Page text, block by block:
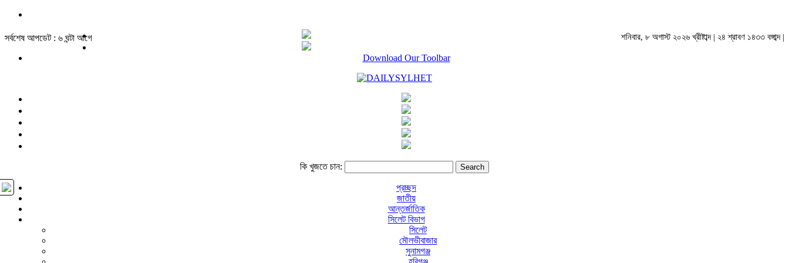
সর্বশেষ আপডেট : ৬ ঘন্টা আগে শনিবার, ৮ অগাস্ট ২০২৬ খ্রীষ্টাব্দ | ২৪ শ্রাবণ ১৪৩৩ বঙ্গাব্দ |
Download Our Toolbar
কি খুজতে চান:
প্রচ্ছদ
জাতীয়
আন্তর্জাতিক
সিলেট বিভাগ
সিলেট
মৌলভীবাজার
সুনামগঞ্জ